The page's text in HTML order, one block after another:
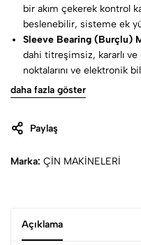
bir akım çekerek kontrol
beslenebilir, sisteme ek
Sleeve Bearing (Burçlu)
dahi titreşimsiz, kararlı ve
noktalarını ve elektronik
Soketli Tak-Çalıştır Yapı:
beyaz soket arayüzü
saniyeler içinde takmanıza
daha fazla göster
Paylaş
Marka: ÇİN MAKİNELERİ
Açıklama